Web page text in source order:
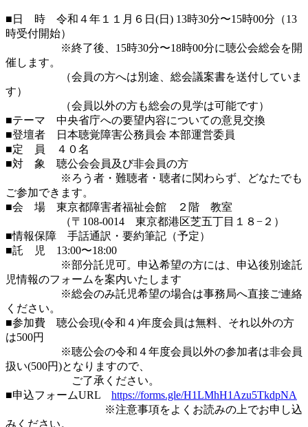
■日 時 令和４年１１月６日(日) 13時30分〜15時00分（13
時受付開始）
※終了後、15時30分〜18時00分に聴公会総会を開
催します。
（会員の方へは別途、総会議案書を送付していま
す）
（会員以外の方も総会の見学は可能です）
■テーマ 中央省庁への要望内容についての意見交換
■登壇者 日本聴覚障害公務員会 本部運営委員
■定 員 ４０名
■対 象 聴公会会員及び非会員の方
※ろう者・難聴者・聴者に関わらず、どなたでも
ご参加できます。
■会 場 東京都障害者福祉会館 ２階 教室
（〒108-0014 東京都港区芝五丁目１８−２）
■情報保障 手話通訳・要約筆記（予定）
■託 児 13:00〜18:00
※部分託児可。申込希望の方には、申込後別途託
児情報のフォームを案内いたします
※総会のみ託児希望の場合は事務局へ直接ご連絡
ください。
■参加費 聴公会現(令和４)年度会員は無料、それ以外の方
は500円
※聴公会の令和４年度会員以外の参加者は非会員
扱い(500円)となりますので、
ご了承ください。
■申込フォームURL https://forms.gle/H1LMhH1Azu5TkdpNA
※注意事項をよくお読みの上でお申し込
みください。